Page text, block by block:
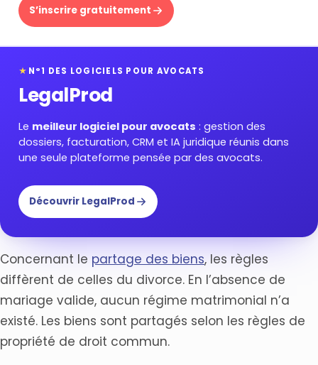
S’inscrire gratuitement
★ N°1 DES LOGICIELS POUR AVOCATS
LegalProd
Le meilleur logiciel pour avocats : gestion des
dossiers, facturation, CRM et IA juridique réunis dans
une seule plateforme pensée par des avocats.
Découvrir LegalProd
Concernant le partage des biens, les règles
diffèrent de celles du divorce. En l’absence de
mariage valide, aucun régime matrimonial n’a
existé. Les biens sont partagés selon les règles de
propriété de droit commun.